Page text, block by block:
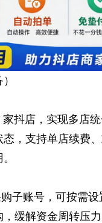
店，实现多店统
，支持单店续费
账号，可按需设
缓解资金周转压